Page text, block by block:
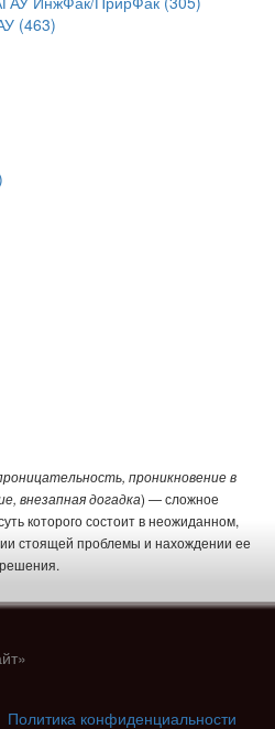
(463)
проникновение в
внезапная догадка) — сложное
которого состоит в неожиданном,
стоящей проблемы и нахождении ее
решения.
Политика конфиденциальности